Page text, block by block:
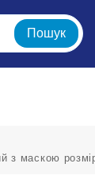
Пошук
з маскою